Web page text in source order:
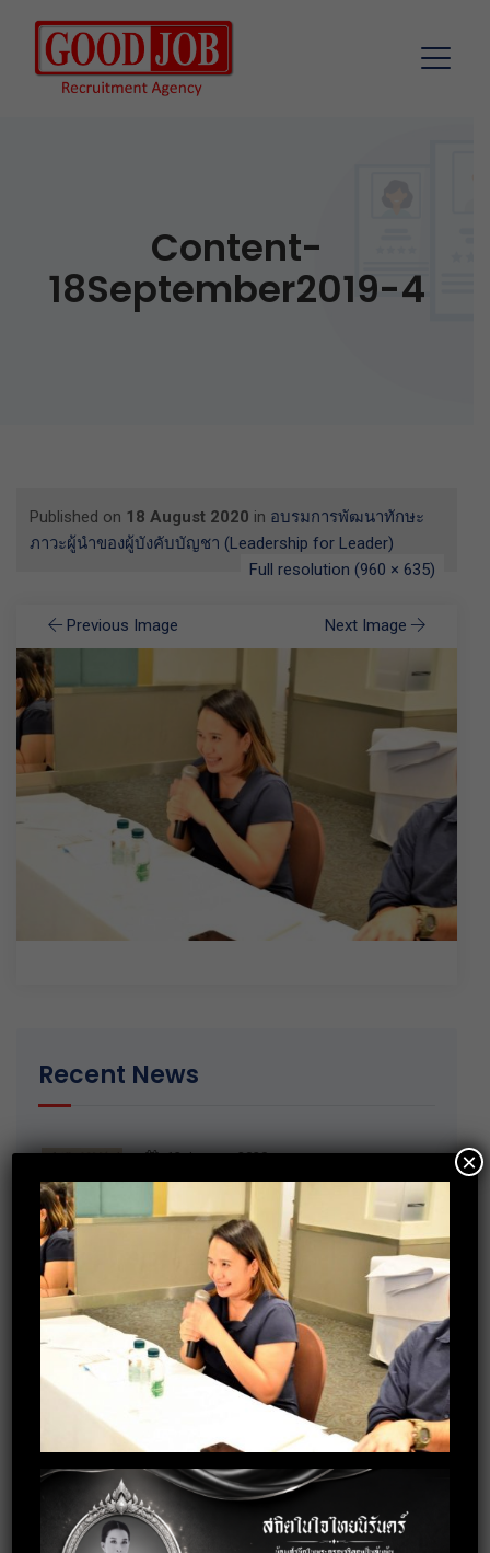
Content-
18September2019-4
Published on 18 August 2020 in อบรมการพัฒนาทักษะ
ภาวะผู้นำของผู้บังคับบัญชา (Leadership for Leader)
Full resolution (960 × 635)
Previous Image Next Image
Recent News
13 January 2020
มอบของขวัญวันเด็กให้กับ ศูนย์พัฒนาเด็ก
เล็กตำบลเกาะเทโพ จ.อุทัยธานี
20 December 2019
การอบรมพัฒนาทักษะ Recruitment
30 October 2019
กิจกรรมร่วมบริจาคสิ่งของจำเป็นให้กับ
บ้านราชาวดี (หญิง) จ.นนทบุรี
3 October 2019
อบรมการพัฒนาบุคลิกภาพสู่การทำงาน
อย่างมืออาชีพ
×